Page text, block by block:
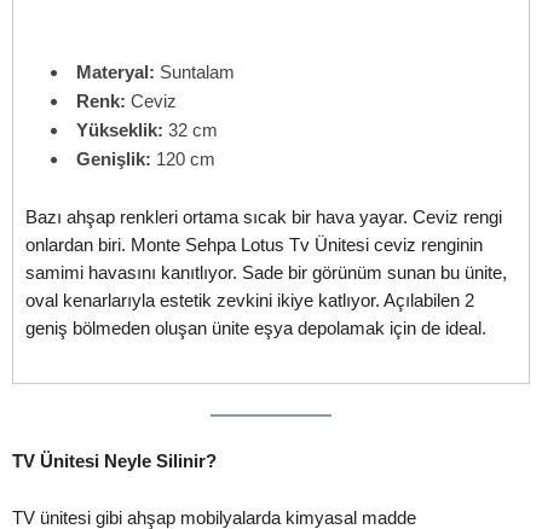
Materyal: Suntalam
Renk: Ceviz
Yükseklik: 32 cm
Genişlik: 120 cm
Bazı ahşap renkleri ortama sıcak bir hava yayar. Ceviz rengi
onlardan biri. Monte Sehpa Lotus Tv Ünitesi ceviz renginin
samimi havasını kanıtlıyor. Sade bir görünüm sunan bu ünite,
oval kenarlarıyla estetik zevkini ikiye katlıyor. Açılabilen 2
geniş bölmeden oluşan ünite eşya depolamak için de ideal.
TV Ünitesi Neyle Silinir?
TV ünitesi gibi ahşap mobilyalarda kimyasal madde